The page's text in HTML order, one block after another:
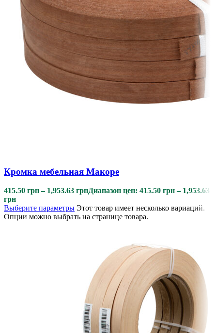
Кромка мебельная Макоре
415.50 грн – 1,953.63 грнДиапазон цен: 415.50 грн – 1,953.63
грн
Выберите параметры Этот товар имеет несколько вариаций.
Опции можно выбрать на странице товара.